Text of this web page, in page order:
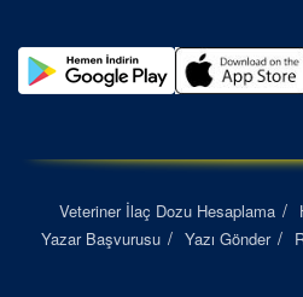
Veteriner İlaç Dozu Hesaplama
Yazar Başvurusu
Yazı Gönder